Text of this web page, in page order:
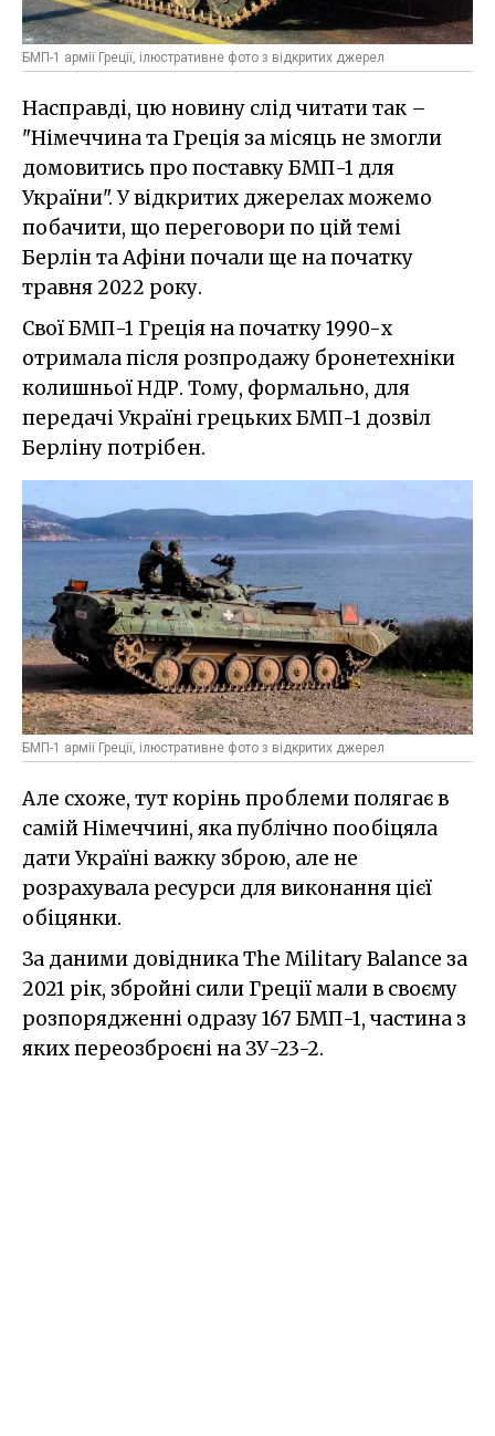
БМП-1 армії Греції, ілюстративне фото з відкритих джерел
Насправді, цю новину слід читати так –
"Німеччина та Греція за місяць не змогли
домовитись про поставку БМП-1 для
України". У відкритих джерелах можемо
побачити, що переговори по цій темі
Берлін та Афіни почали ще на початку
травня 2022 року.
Свої БМП-1 Греція на початку 1990-х
отримала після розпродажу бронетехніки
колишньої НДР. Тому, формально, для
передачі Україні грецьких БМП-1 дозвіл
Берліну потрібен.
БМП-1 армії Греції, ілюстративне фото з відкритих джерел
Але схоже, тут корінь проблеми полягає в
самій Німеччині, яка публічно пообіцяла
дати Україні важку зброю, але не
розрахувала ресурси для виконання цієї
обіцянки.
За даними довідника The Military Balance за
2021 рік, збройні сили Греції мали в своєму
розпорядженні одразу 167 БМП-1, частина з
яких переозброєні на ЗУ-23-2.